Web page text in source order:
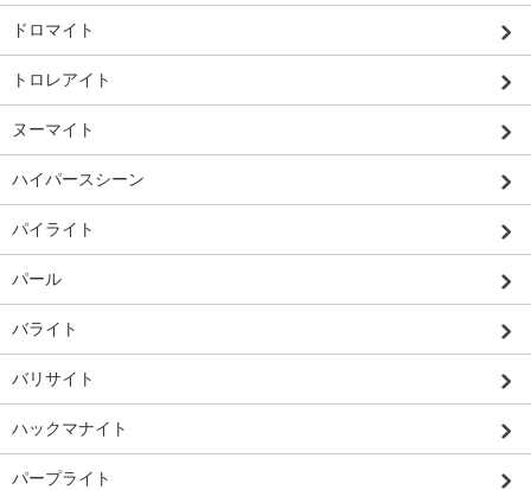
ドロマイト
トロレアイト
ヌーマイト
ハイパースシーン
パイライト
パール
バライト
バリサイト
ハックマナイト
パープライト